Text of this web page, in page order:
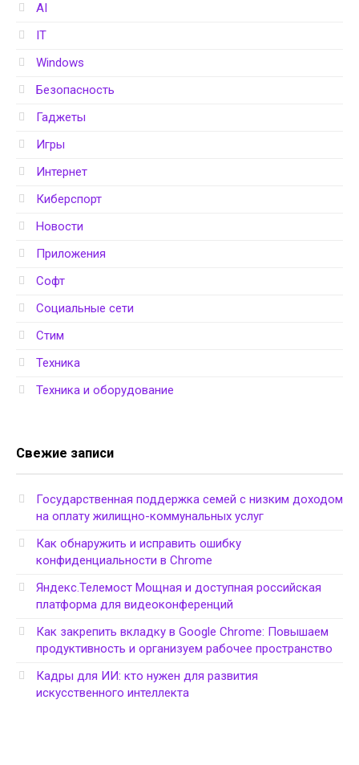
AI
IT
Windows
Безопасность
Гаджеты
Игры
Интернет
Киберспорт
Новости
Приложения
Софт
Социальные сети
Стим
Техника
Техника и оборудование
Свежие записи
Государственная поддержка семей с низким доходом
на оплату жилищно-коммунальных услуг
Как обнаружить и исправить ошибку
конфиденциальности в Chrome
Яндекс.Телемост Мощная и доступная российская
платформа для видеоконференций
Как закрепить вкладку в Google Chrome: Повышаем
продуктивность и организуем рабочее пространство
Кадры для ИИ: кто нужен для развития
искусственного интеллекта